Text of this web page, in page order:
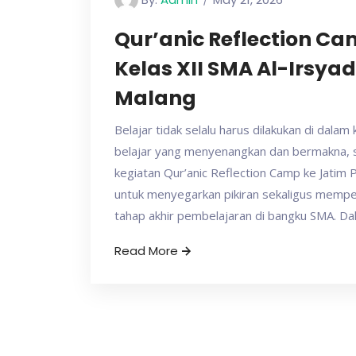
Qur’anic Reflection
Kelas XII SMA Al-
Malang
Belajar tidak selalu harus dilakukan di
belajar yang menyenangkan dan bermakna,
kegiatan Qur’anic Reflection Camp ke
untuk menyegarkan pikiran sekaligus
tahap akhir pembelajaran di bangku SMA.
Read More